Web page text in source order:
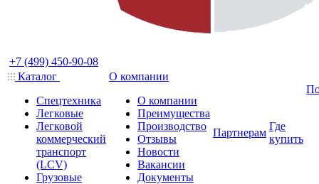
+7 (499) 450-90-08
Каталог
Спецтехника
Легковые
Легковой
коммерческий
транспорт
(LCV)
Грузовые
О компании
О компании
Преимущества
Производство
Отзывы
Новости
Вакансии
Документы
Партнерам
Где
купить